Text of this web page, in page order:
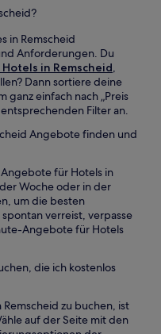
in Remscheid
Anforderungen. Du
in Remscheid,
Dann sortiere deine
ganz einfach nach „Preis
Filter an.
Angebote finden und
für Hotels in
Woche oder in der
um die besten
verreist, verpasse
Angebote für Hotels
die ich kostenlos
zu buchen, ist
auf der Seite mit den